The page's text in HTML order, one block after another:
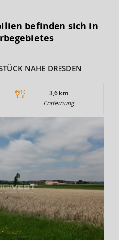
befinden sich in
NAHE DRESDEN
3,6 km
Entfernung